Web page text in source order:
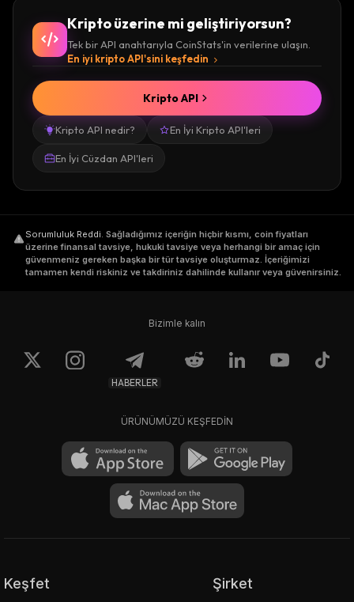
Kripto üzerine mi geliştiriyorsun?
Tek bir API anahtarıyla CoinStats'in verilerine ulaşın.
En iyi kripto API'sini keşfedin
Kripto API nedir? En İyi Kripto API'leri
En İyi Cüzdan API'leri
Kripto API
Sorumluluk Reddi. Sağladığımız içeriğin hiçbir kısmı, coin fiyatları
üzerine finansal tavsiye, hukuki tavsiye veya herhangi bir amaç için
güvenmeniz gereken başka bir tür tavsiye oluşturmaz. İçeriğimizi
tamamen kendi riskiniz ve takdiriniz dahilinde kullanır veya güvenirsiniz.
Bizimle kalın
HABERLER
ÜRÜNÜMÜZÜ KEŞFEDİN
Keşfet Şirket